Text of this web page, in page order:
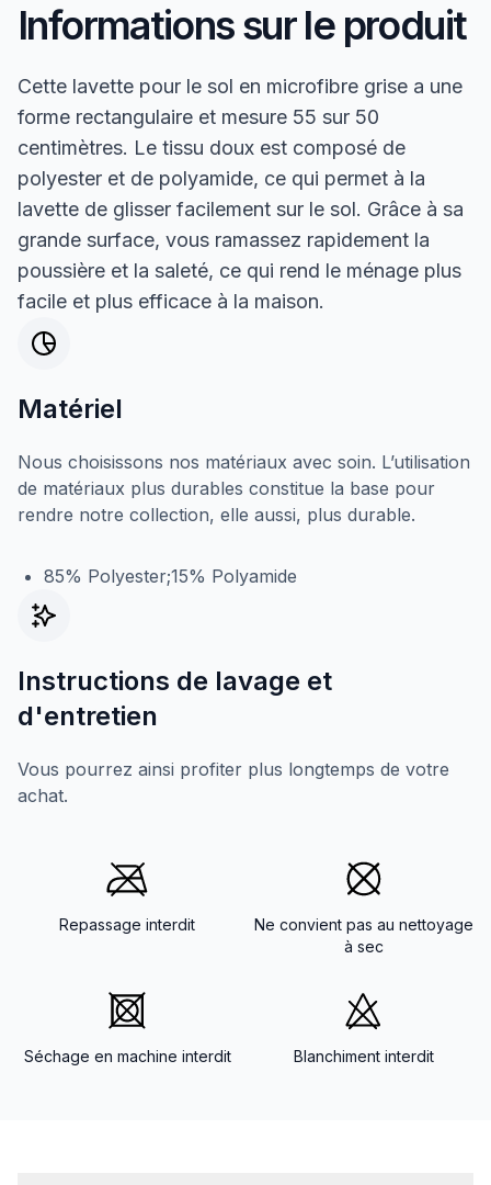
Informations sur le produit
Cette lavette pour le sol en microfibre grise a une
forme rectangulaire et mesure 55 sur 50
centimètres. Le tissu doux est composé de
polyester et de polyamide, ce qui permet à la
lavette de glisser facilement sur le sol. Grâce à sa
grande surface, vous ramassez rapidement la
poussière et la saleté, ce qui rend le ménage plus
facile et plus efficace à la maison.
Matériel
Nous choisissons nos matériaux avec soin. L’utilisation
de matériaux plus durables constitue la base pour
rendre notre collection, elle aussi, plus durable.
85% Polyester;15% Polyamide
Instructions de lavage et
d'entretien
Vous pourrez ainsi profiter plus longtemps de votre
achat.
Repassage interdit
Ne convient pas au nettoyage
à sec
Séchage en machine interdit Blanchiment interdit